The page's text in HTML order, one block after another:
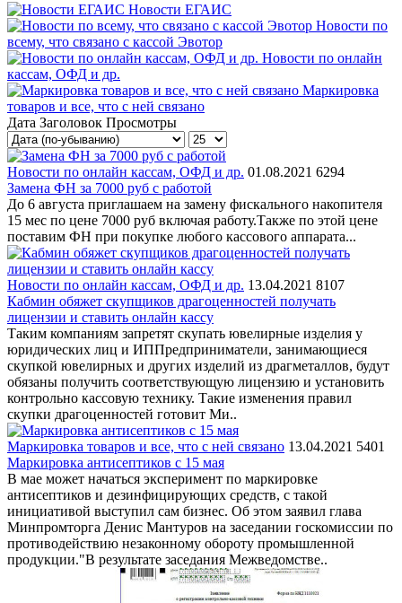
Новости ЕГАИС
Новости по
всему, что связано с кассой Эвотор
Новости по онлайн
кассам, ОФД и др.
Маркировка
товаров и все, что с ней связано
Дата Заголовок Просмотры
Новости по онлайн кассам, ОФД и др. 01.08.2021 6294
Замена ФН за 7000 руб с работой
До 6 августа приглашаем на замену фискального накопителя
15 мес по цене 7000 руб включая работу.Также по этой цене
поставим ФН при покупке любого кассового аппарата. ..
Новости по онлайн кассам, ОФД и др. 13.04.2021 8107
Кабмин обяжет скупщиков драгоценностей получать
лицензии и ставить онлайн кассу
Таким компаниям запретят скупать ювелирные изделия у
юридических лиц и ИППредприниматели, занимающиеся
скупкой ювелирных и других изделий из драгметаллов, будут
обязаны получить соответствующую лицензию и установить
контрольно кассовую технику. Такие изменения правил
скупки драгоценностей готовит Ми..
Маркировка товаров и все, что с ней связано 13.04.2021 5401
Маркировка антисептиков с 15 мая
В мае может начаться эксперимент по маркировке
антисептиков и дезинфицирующих средств, с такой
инициативой выступил сам бизнес. Об этом заявил глава
Минпромторга Денис Мантуров на заседании госкомиссии по
противодействию незаконному обороту промышленной
продукции."В результате заседания Межведомстве..